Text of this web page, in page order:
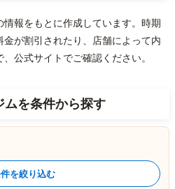
報をもとに作成しています。時期
が割引されたり、店舗によって内
公式サイトでご確認ください。
ムを条件から探す
を絞り込む